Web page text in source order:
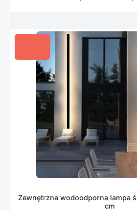
Zewnętrzna wodoodporna lampa
cm